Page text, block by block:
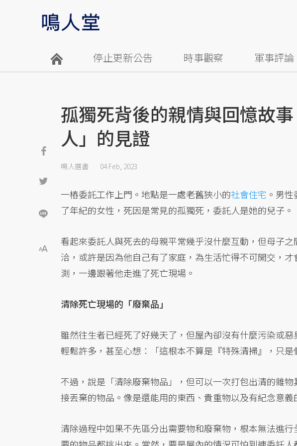
停止更新公告 時事觀察 軍事評論
孤獨死背後的親情與回憶故
人」的見證
鳴人選書 04 Feb, 2023
一樁委託工作上門。地點是一處老舊狹小的社會住宅 。男
了年紀的女性，死因是常見的孤獨死，委託人是她的兒子。
看起來委託人與死去的母親平常幾乎沒什麼互動，但母子
洽，或許是因為他自己有了家庭，為生活忙得不可開交，
測，一邊跟著他走進了死亡現場。
清除死亡現場的「廢棄品」
雖然往生者已經死了好幾天了，但屋內卻沒有什麼污染或
輕鬆許多，甚至心想：「這根本不算是『特殊清掃』，只是
不過，說是「清除廢棄物品」，但可以一次打包出清的雜
接丟棄的物品。像是還能用的東西、貴重物以及有紀念意義
清除過程中如果不先區分出需要物和廢棄物，根本無法進